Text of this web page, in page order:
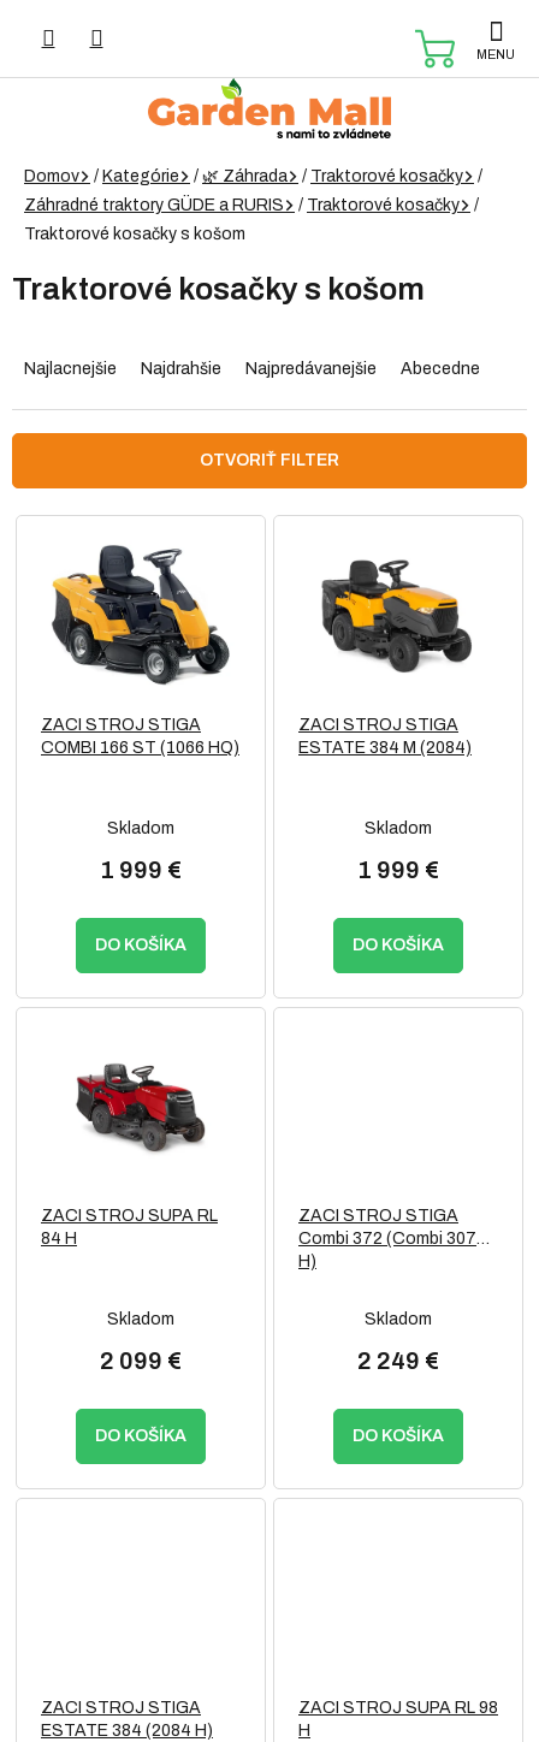
Domov / Kategórie / 🌿 Záhrada / Traktorové kosačky
/
Záhradné traktory GÜDE a RURIS
/ Traktorové kosačky
/
Traktorové kosačky s košom
Traktorové kosačky s košom
a
e
n
p
Najlacnejšie Najdrahšie Najpredávanejšie Abecedne
OTVORIŤ FILTER
V
ZACI STROJ STIGA
COMBI 166 ST (1066 HQ)
Skladom
1 999 €
DO KOŠÍKA
ZACI STROJ STIGA
ESTATE 384 M (2084)
Skladom
1 999 €
DO KOŠÍKA
ZACI STROJ SUPA RL
84 H
Skladom
2 099 €
DO KOŠÍKA
ZACI STROJ STIGA
Combi 372 (Combi 3072
H)
Skladom
2 249 €
DO KOŠÍKA
ZACI STROJ STIGA
ESTATE 384 (2084 H)
ZACI STROJ SUPA RL 98
H